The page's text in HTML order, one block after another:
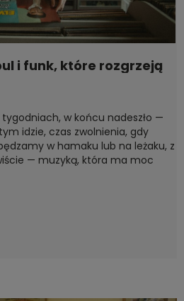
i funk, które rozgrzeją
w końcu nadeszło —
idzie, czas zwolnienia, gdy
w hamaku lub na leżaku, z
— muzyką, która ma moc
funk — gatunki stworzone do
płyty, które dają